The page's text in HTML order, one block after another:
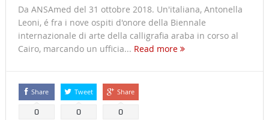
Da ANSAmed del 31 ottobre 2018. Un'italiana, Antonella
Leoni, é fra i nove ospiti d'onore della Biennale
internazionale di arte della calligrafia araba in corso al
Cairo, marcando un ufficia... Read more
Share
0
Tweet
0
Share
0